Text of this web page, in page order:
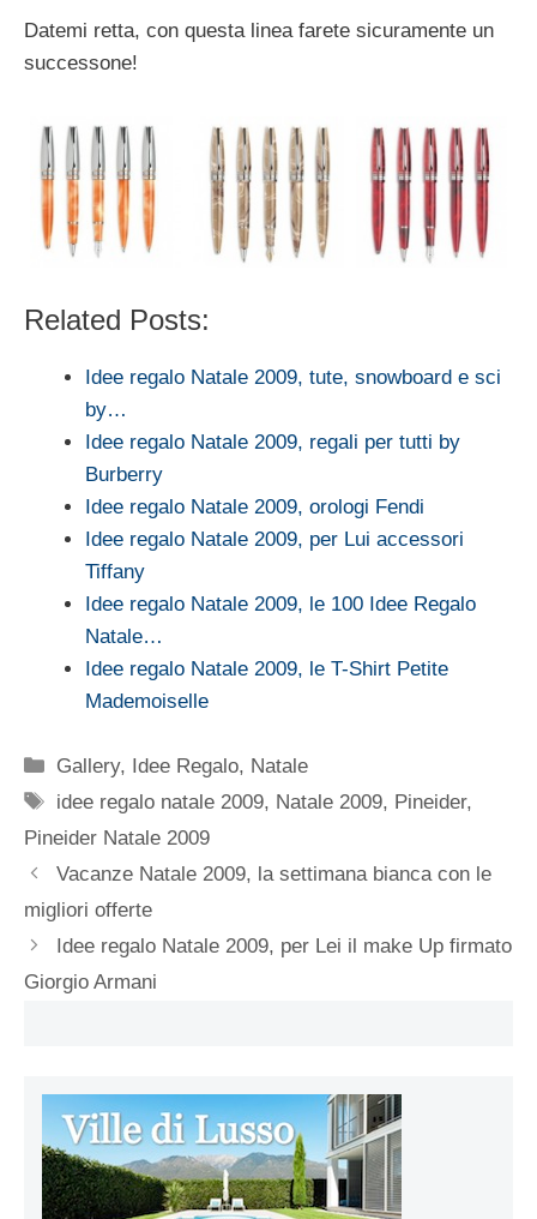
Datemi retta, con questa linea farete sicuramente un
successone!
Related Posts:
Idee regalo Natale 2009, tute, snowboard e sci
by…
Idee regalo Natale 2009, regali per tutti by
Burberry
Idee regalo Natale 2009, orologi Fendi
Idee regalo Natale 2009, per Lui accessori
Tiffany
Idee regalo Natale 2009, le 100 Idee Regalo
Natale…
Idee regalo Natale 2009, le T-Shirt Petite
Mademoiselle
Categorie
Gallery, Idee Regalo, Natale
Tag
idee regalo natale 2009, Natale 2009, Pineider,
Pineider Natale 2009
Vacanze Natale 2009, la settimana bianca con le
migliori offerte
Idee regalo Natale 2009, per Lei il make Up firmato
Giorgio Armani